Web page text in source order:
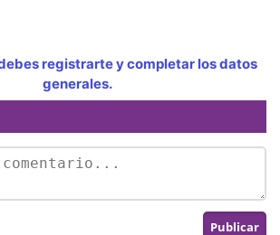
registrarte y completar los datos
generales.